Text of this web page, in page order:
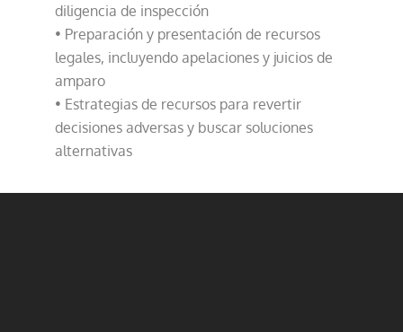
diligencia de inspección
• Preparación y presentación de recursos
legales, incluyendo apelaciones y juicios de
amparo
• Estrategias de recursos para revertir
decisiones adversas y buscar soluciones
alternativas